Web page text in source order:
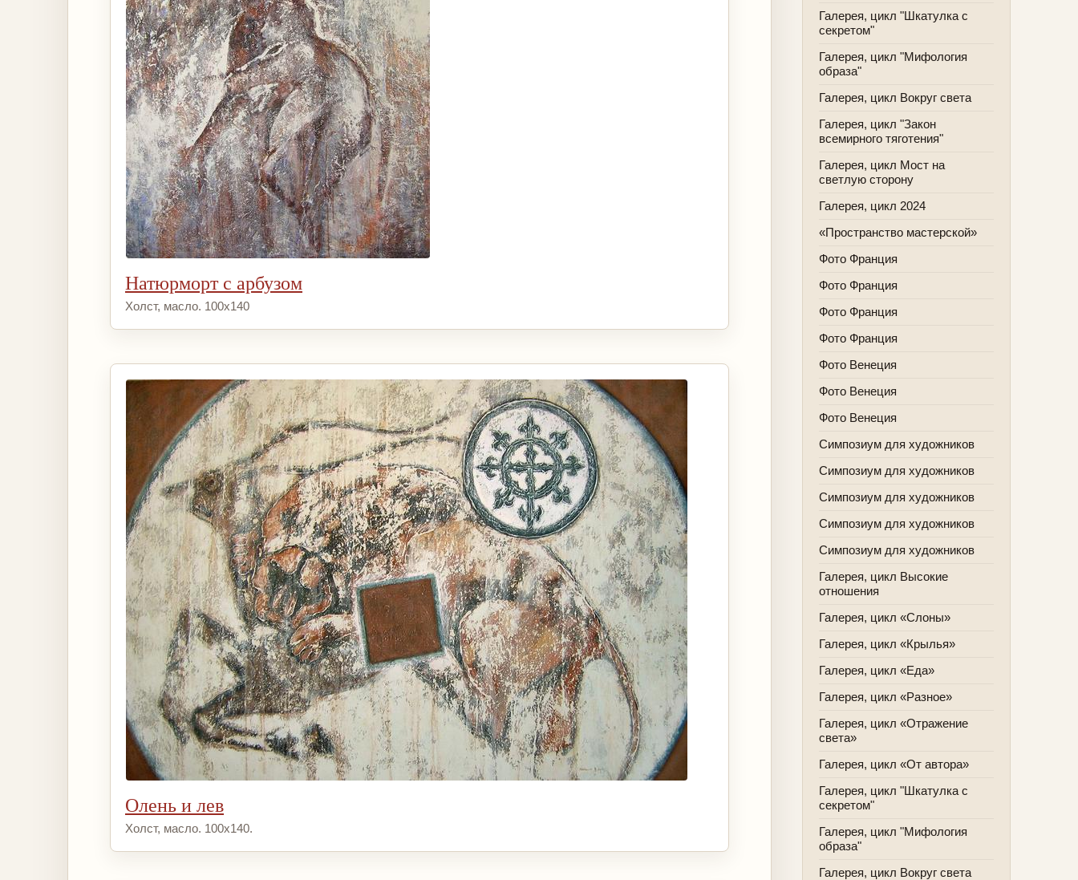
Натюрморт с арбузом
Холст, масло. 100х140
Олень и лев
Холст, масло. 100х140.
Галерея, цикл "Шкатулка с
секретом"
Галерея, цикл "Мифология
образа"
Галерея, цикл Вокруг света
Галерея, цикл "Закон
всемирного тяготения"
Галерея, цикл Мост на
светлую сторону
Галерея, цикл 2024
«Пространство мастерской»
Фото Франция
Фото Франция
Фото Франция
Фото Франция
Фото Венеция
Фото Венеция
Фото Венеция
Симпозиум для художников
Симпозиум для художников
Симпозиум для художников
Симпозиум для художников
Симпозиум для художников
Галерея, цикл Высокие
отношения
Галерея, цикл «Слоны»
Галерея, цикл «Крылья»
Галерея, цикл «Еда»
Галерея, цикл «Разное»
Галерея, цикл «Отражение
света»
Галерея, цикл «От автора»
Галерея, цикл "Шкатулка с
секретом"
Галерея, цикл "Мифология
образа"
Галерея, цикл Вокруг света